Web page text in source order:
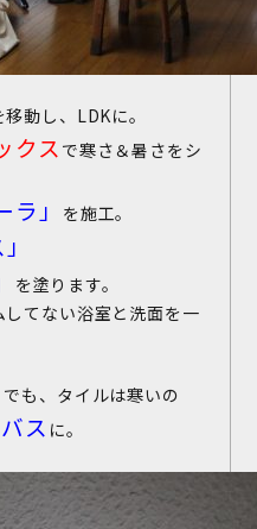
動し、LDKに。
クス で寒さ＆暑さをシ
ラ 」
を施工。
を塗ります。
てない浴室と洗面を一
も、タイルは寒いの
ス に。